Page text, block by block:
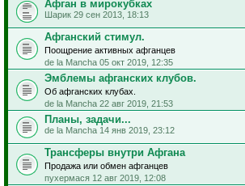
Афган в мирокубках
Шарик 29 сен 2013, 18:13
Афганский стимул.
Поощрение активных афганцев
de la Mancha 05 окт 2019, 12:35
Эмблемы афганских клубов.
Об афганских клубах.
de la Mancha 22 авг 2019, 21:53
Планы, задачи...
de la Mancha 14 янв 2019, 23:12
Трансферы внутри Афгана
Продажа или обмен афганцев
пухермася 12 авг 2019, 12:08